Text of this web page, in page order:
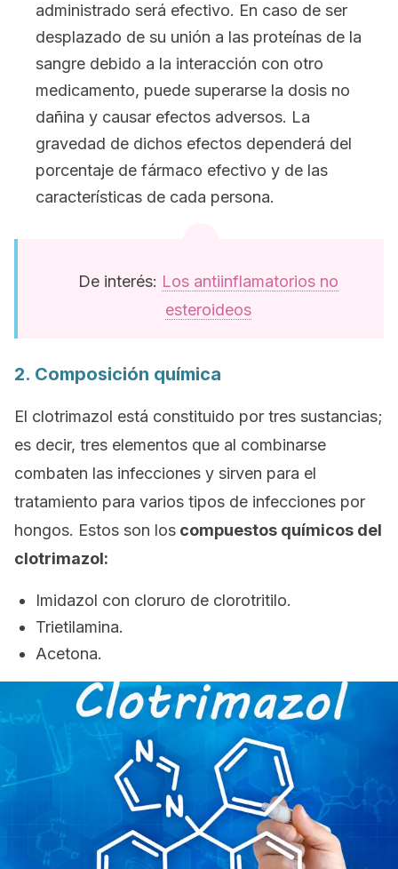
administrado será efectivo. En caso de ser
desplazado de su unión a las proteínas de la
sangre debido a la interacción con otro
medicamento, puede superarse la dosis no
dañina y causar efectos adversos. La
gravedad de dichos efectos dependerá del
porcentaje de fármaco efectivo y de las
características de cada persona.
De interés: Los antiinflamatorios no
esteroideos
2. Composición química
El clotrimazol está constituido por tres sustancias;
es decir, tres elementos que al combinarse
combaten las infecciones y sirven para el
tratamiento para varios tipos de infecciones por
hongos. Estos son los compuestos químicos del
clotrimazol:
Imidazol con cloruro de clorotritilo.
Trietilamina.
Acetona.